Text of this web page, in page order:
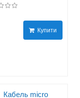
Купити